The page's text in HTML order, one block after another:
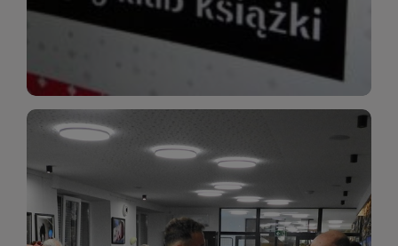
Dyskusyjny Klub Ksążki
miłośników estetycznych doznań!
WIĘCEJ